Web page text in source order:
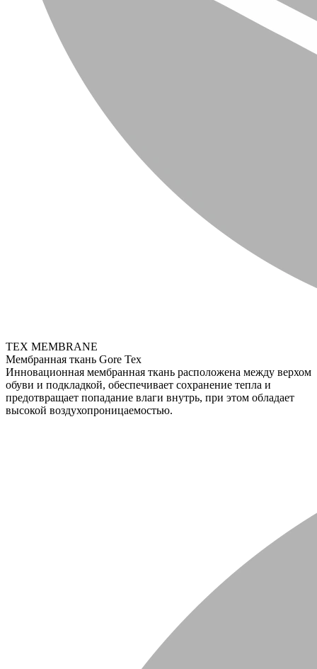
TEX MEMBRANE
Мембранная ткань Gore Tex
Инновационная мембранная ткань расположена между верхом
обуви и подкладкой, обеспечивает сохранение тепла и
предотвращает попадание влаги внутрь, при этом обладает
высокой воздухопроницаемостью.